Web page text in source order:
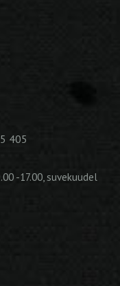
405
-17.00, suvekuudel